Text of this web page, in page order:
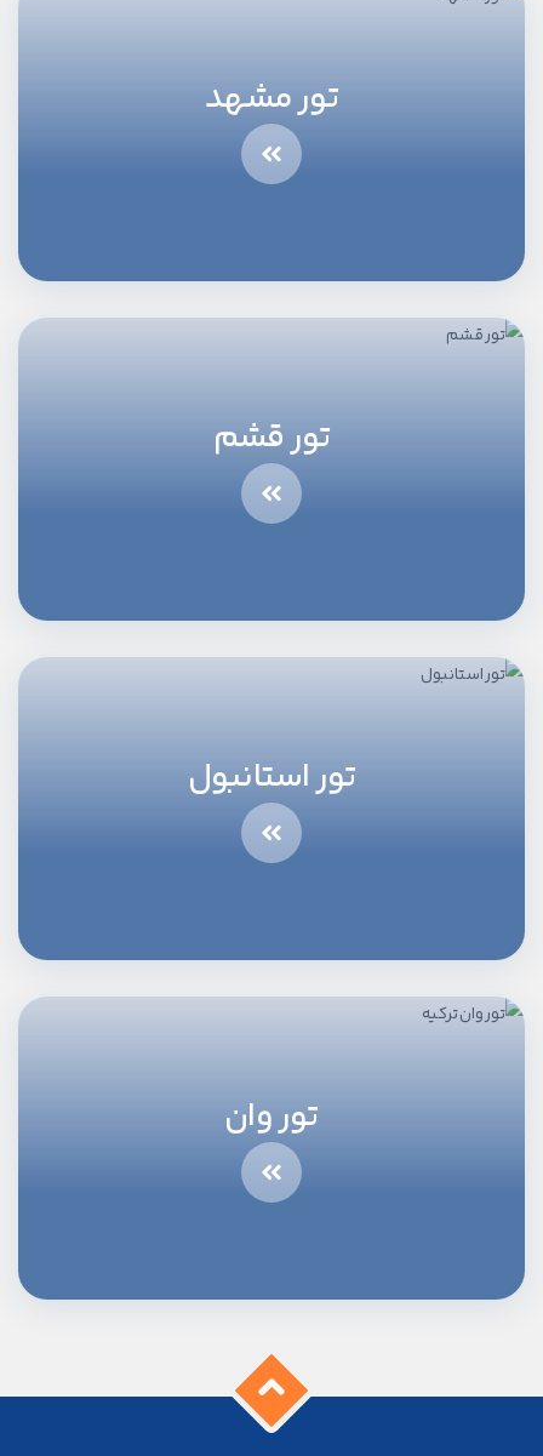
تور مشهد
تور قشم
تور استانبول
تور وان